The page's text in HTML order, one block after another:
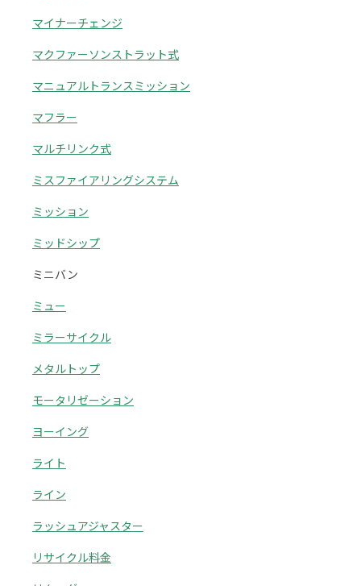
マイナーチェンジ
マクファーソンストラット式
マニュアルトランスミッション
マフラー
マルチリンク式
ミスファイアリングシステム
ミッション
ミッドシップ
ミニバン
ミュー
ミラーサイクル
メタルトップ
モータリゼーション
ヨーイング
ライト
ライン
ラッシュアジャスター
リサイクル料金